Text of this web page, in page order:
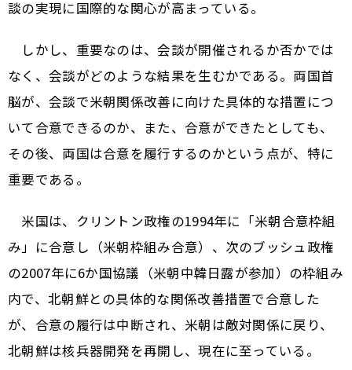
談の実現に国際的な関心が高まっている。
しかし、重要なのは、会談が開催されるか否かでは
なく、会談がどのような結果を生むかである。両国首
脳が、会談で米朝関係改善に向けた具体的な措置につ
いて合意できるのか、また、合意ができたとしても、
その後、両国は合意を履行するのかという点が、特に
重要である。
米国は、クリントン政権の1994年に「米朝合意枠組
み」に合意し（米朝枠組み合意）、次のブッシュ政権
の2007年に6か国協議（米朝中韓日露が参加）の枠組み
内で、北朝鮮との具体的な関係改善措置で合意した
が、合意の履行は中断され、米朝は敵対関係に戻り、
北朝鮮は核兵器開発を再開し、現在に至っている。